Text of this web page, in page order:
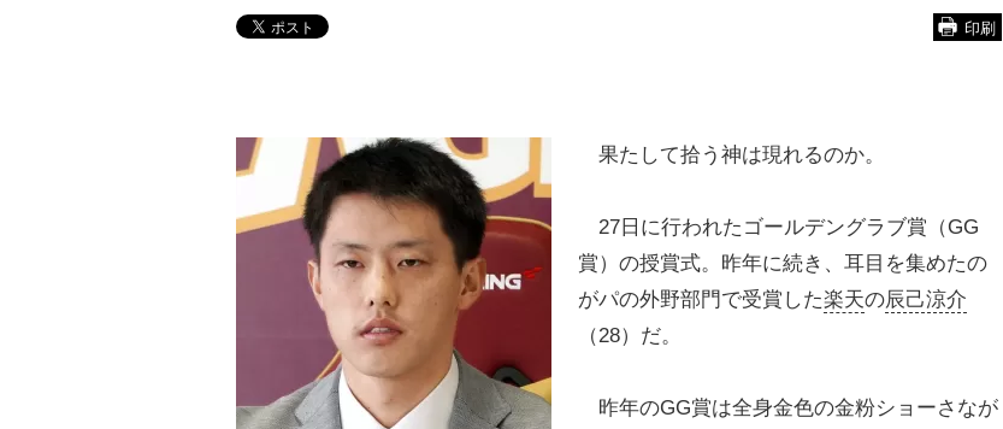
印刷
果たして拾う神は現れるのか。
27日に行われたゴールデングラブ賞（GG
賞）の授賞式。昨年に続き、耳目を集めたの
がパの外野部門で受賞した楽天の辰己涼介
（28）だ。
昨年のGG賞は全身金色の金粉ショーさなが